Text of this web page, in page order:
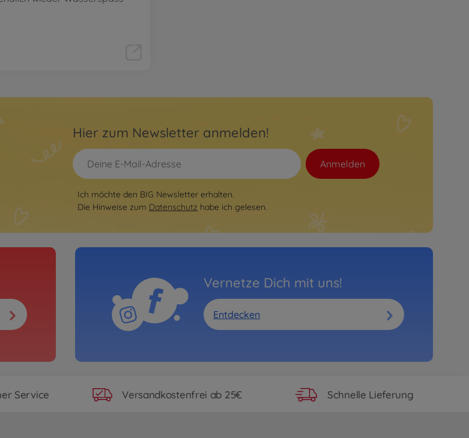
Hier zum Newsletter anmelden!
Anmelden
Ich möchte den BIG Newsletter erhalten.
Die Hinweise zum Datenschutz habe ich gelesen.
Vernetze Dich mit uns!
Entdecken
Service Versandkostenfrei ab 25€ Schnelle Lieferung